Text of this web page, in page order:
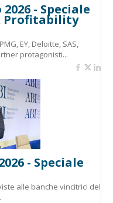
- Speciale
Profitability
EY, Deloitte, SAS,
protagonisti...
- Speciale
alle banche vincitrici del